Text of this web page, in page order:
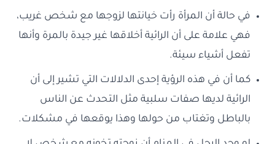
في حالة أن المرأة رأت خيانتها لزوجها مع شخص غريب،
فهي علامة على أن الرائية أخلاقها غير جيدة بالمرة وأنها
تفعل أشياء سيئة.
كما أن في هذه الرؤية إحدى الدلالات التي تشير إلى أن
الرائية لديها صفات سلبية مثل التحدث عن الناس
بالباطل وتغتاب من حولها وهذا يوقعها في مشكلات.